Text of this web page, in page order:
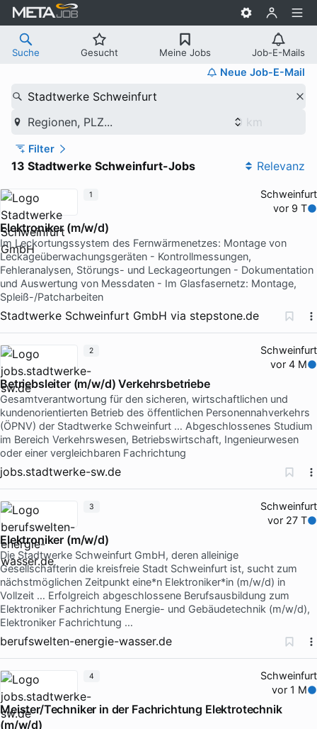
Suche Gesucht Meine Jobs Job-E-Mails
Neue Job-E-Mail
Stadtwerke Schweinfurt
Regionen, PLZ...
Filter
13 Stadtwerke Schweinfurt-Jobs Relevanz
Schweinfurt
vor 9 T
Elektroniker (m/w/d)
Im Leckortungssystem des Fernwärmenetzes: Montage von
Leckageüberwachungsgeräten - Kontrollmessungen,
Fehleranalysen, Störungs- und Leckageortungen - Dokumentation
und Auswertung von Messdaten - Im Glasfasernetz: Montage,
Spleiß-/Patcharbeiten
Stadtwerke Schweinfurt GmbH via stepstone.de
1
Schweinfurt
vor 4 M
Betriebsleiter (m/w/d) Verkehrsbetriebe
Gesamtverantwortung für den sicheren, wirtschaftlichen und
kundenorientierten Betrieb des öffentlichen Personennahverkehrs
(ÖPNV) der Stadtwerke Schweinfurt … Abgeschlossenes Studium
im Bereich Verkehrswesen, Betriebswirtschaft, Ingenieurwesen
oder einer vergleichbaren Fachrichtung
jobs.stadtwerke-sw.de
2
Schweinfurt
vor 27 T
Elektroniker (m/w/d)
Die Stadtwerke Schweinfurt GmbH, deren alleinige
Gesellschafterin die kreisfreie Stadt Schweinfurt ist, sucht zum
nächstmöglichen Zeitpunkt eine*n Elektroniker*in (m/w/d) in
Vollzeit … Erfolgreich abgeschlossene Berufsausbildung zum
Elektroniker Fachrichtung Energie- und Gebäudetechnik (m/w/d),
Elektroniker Fachrichtung …
berufswelten-energie-wasser.de
3
Schweinfurt
vor 1 M
Meister/Techniker in der Fachrichtung Elektrotechnik
(m/w/d)
4